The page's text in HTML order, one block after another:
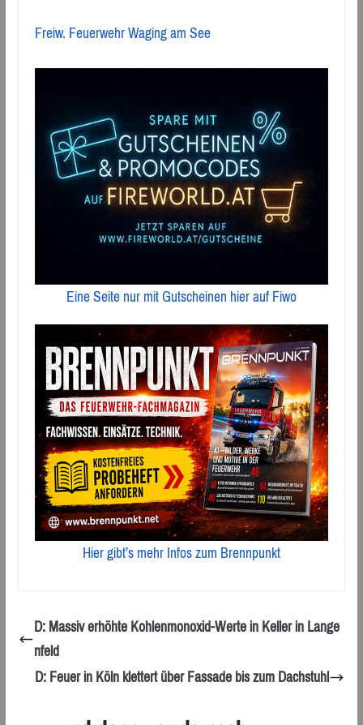
Freiw. Feuerwehr Waging am See
Eine Seite nur mit Gutscheinen hier auf Fiwo
Hier gibt’s mehr Infos zum Brennpunkt
D: Massiv erhöhte Kohlenmonoxid-Werte in Keller in Lange
nfeld
D: Feuer in Köln klettert über Fassade bis zum Dachstuhl